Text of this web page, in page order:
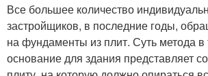
Все большее количество
застройщиков, в последние годы,
на фундаменты из плит. Суть метода в
основание для здания представляет